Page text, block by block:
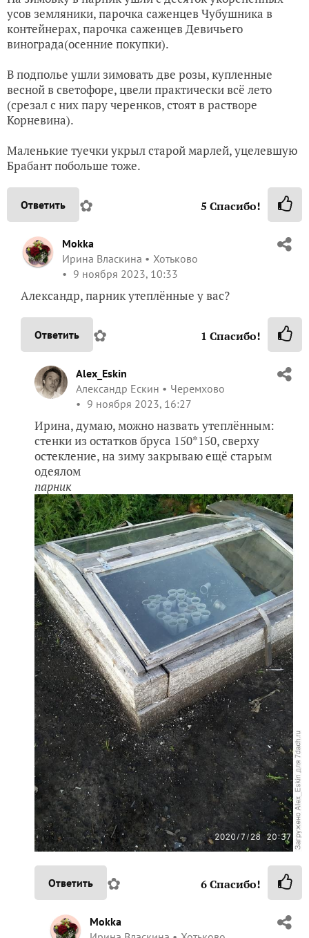
усов земляники, парочка саженцев Чубушника в
контейнерах, парочка саженцев Девичьего
винограда(осенние покупки).
В подполье ушли зимовать две розы, купленные
весной в светофоре, цвели практически всё лето
(срезал с них пару черенков, стоят в растворе
Корневина).
Маленькие туечки укрыл старой марлей, уцелевшую
Брабант побольше тоже.
Ответить ✿ 5 Спасибо!
Mokka
Ирина Власкина
Хотьково
9 ноября 2023, 10:33
Александр, парник утеплённые у вас?
Ответить ✿ 1 Спасибо!
Alex_Eskin
Александр Ескин
Черемхово
9 ноября 2023, 16:27
Ирина, думаю, можно назвать утеплённым:
стенки из остатков бруса 150*150, сверху
остекление, на зиму закрываю ещё старым
одеялом
парник
Ответить ✿ 6Спасибо!
Mokka